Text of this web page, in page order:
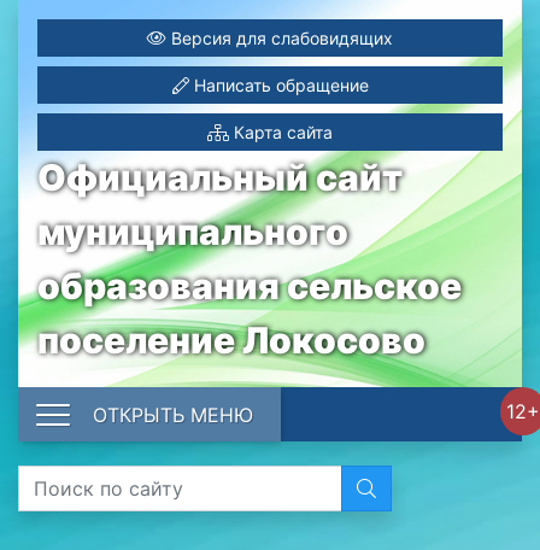
Официальный сайт
муниципального
образования сельское
поселение Локосово
Версия для слабовидящих
Написать обращение
Карта сайта
12+
ОТКРЫТЬ МЕНЮ